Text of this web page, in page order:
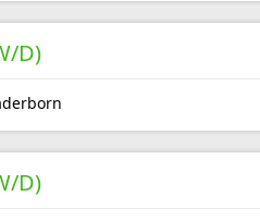
D)
D)